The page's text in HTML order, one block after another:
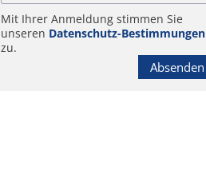
Mit Ihrer Anmeldung stimmen Sie
unseren Datenschutz-Bestimmungen
zu.
Absenden